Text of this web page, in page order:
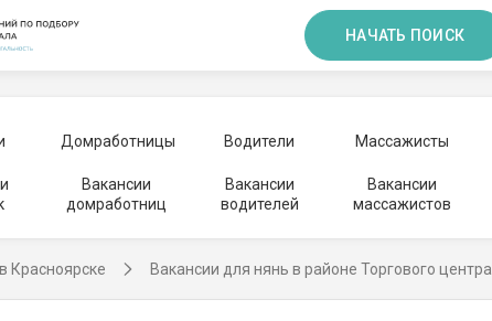
НАЧАТЬ ПОИСК
Домработницы Водители Массажисты
Вакансии
домработниц
Вакансии
водителей
Вакансии
массажистов
Красноярске Вакансии для нянь в районе Торгового центра